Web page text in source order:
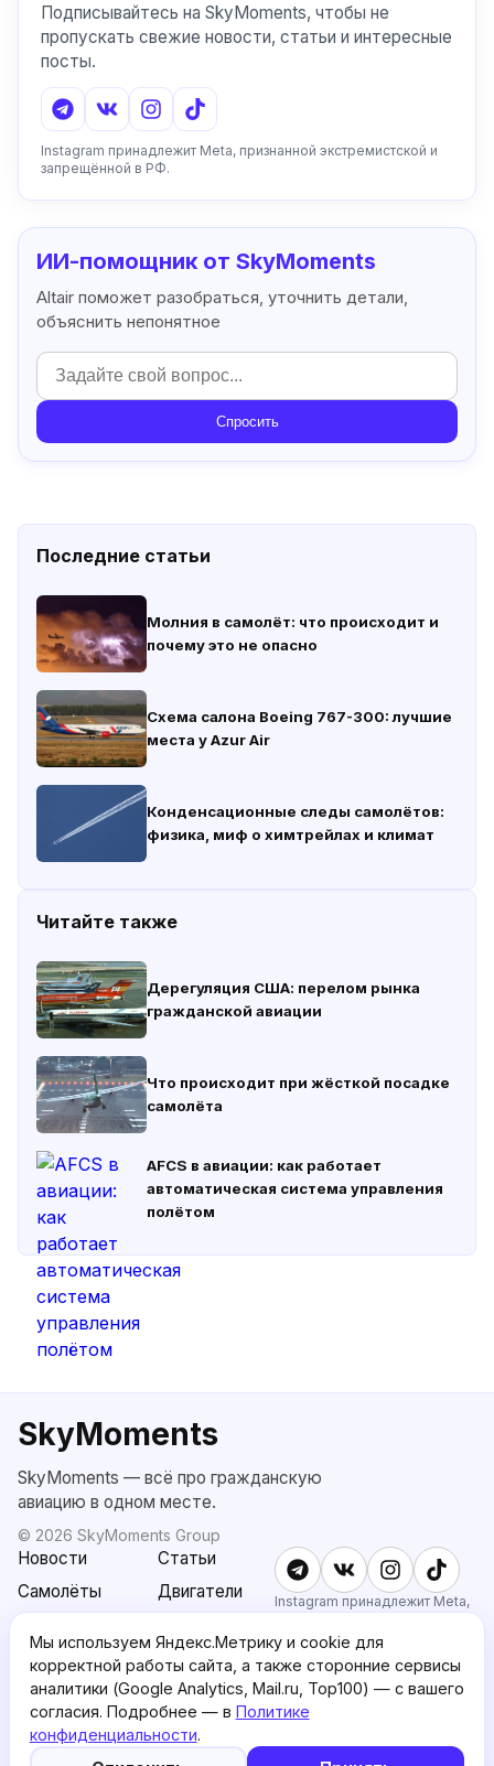
Подписывайтесь на SkyMoments, чтобы не
пропускать свежие новости, статьи и интересные
посты.
Instagram принадлежит Meta, признанной экстремистской и
запрещённой в РФ.
ИИ-помощник от SkyMoments
Altair поможет разобраться, уточнить детали,
объяснить непонятное
Спросить
5
Последние статьи
Молния в самолёт: что происходит и
почему это не опасно
Схема салона Boeing 767-300: лучшие
места у Azur Air
Конденсационные следы самолётов:
физика, миф о химтрейлах и климат
Читайте также
Дерегуляция США: перелом рынка
гражданской авиации
Что происходит при жёсткой посадке
самолёта
AFCS в авиации: как работает
автоматическая система управления
полётом
SkyMoments
SkyMoments — всё про гражданскую
авиацию в одном месте.
© 2026 SkyMoments Group
Новости
Статьи
Самолёты
Двигатели
AI: Altair
SkyMoments
Pro
О проекте
Пользовательское
соглашение
Instagram принадлежит Meta,
запрещённой в РФ.
Мы используем Яндекс.Метрику и cookie для
корректной работы сайта, а также сторонние сервисы
аналитики (Google Analytics, Mail.ru, Top100) — с вашего
согласия. Подробнее — в Политике
конфиденциальности.